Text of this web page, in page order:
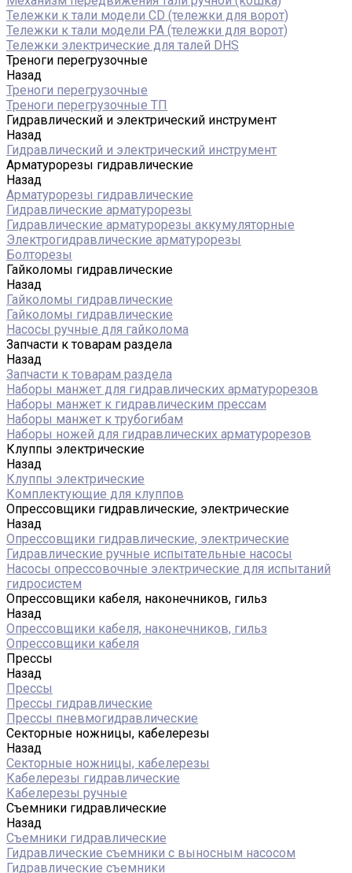
Тележки к тали модели CD (тележки для ворот)
Тележки к тали модели РА (тележки для ворот)
Тележки электрические для талей DHS
Треноги перегрузочные
Назад
Треноги перегрузочные
Треноги перегрузочные ТП
Гидравлический и электрический инструмент
Назад
Гидравлический и электрический инструмент
Арматурорезы гидравлические
Назад
Арматурорезы гидравлические
Гидравлические арматурорезы
Гидравлические арматурорезы аккумуляторные
Электрогидравлические арматурорезы
Болторезы
Гайколомы гидравлические
Назад
Гайколомы гидравлические
Гайколомы гидравлические
Насосы ручные для гайколома
Запчасти к товарам раздела
Назад
Запчасти к товарам раздела
Наборы манжет для гидравлических арматурорезов
Наборы манжет к гидравлическим прессам
Наборы манжет к трубогибам
Наборы ножей для гидравлических арматурорезов
Клуппы электрические
Назад
Клуппы электрические
Комплектующие для клуппов
Опрессовщики гидравлические, электрические
Назад
Опрессовщики гидравлические, электрические
Гидравлические ручные испытательные насосы
Насосы опрессовочные электрические для испытаний
гидросистем
Опрессовщики кабеля, наконечников, гильз
Назад
Опрессовщики кабеля, наконечников, гильз
Опрессовщики кабеля
Прессы
Назад
Прессы
Прессы гидравлические
Прессы пневмогидравлические
Секторные ножницы, кабелерезы
Назад
Секторные ножницы, кабелерезы
Кабелерезы гидравлические
Кабелерезы ручные
Съемники гидравлические
Назад
Съемники гидравлические
Гидравлические cъемники с выносным насосом
Гидравлические съемники